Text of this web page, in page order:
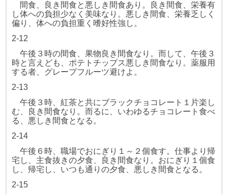
間食、良き間食と悪しき間食あり。良き間食、栄養有
し体への負担少なく 美味なり。悪しき間食、栄養乏しく
偏り、体への負担重く嗜好性強し。
2-12
午後３時の間食、果物良き間食なり。而して、午後３
時と言えども、 ポテトチップス悪しき間食なり。薬服用
する者、グレープフルーツ避けよ。
2-13
午後３時、紅茶と共にブラックチョコレート１片楽し
む、良き間食なり。而るに、いわゆるチョコレート食べ
る、悪しき間食となる。
2-14
午後６時、職場でおにぎり１～２個食す。仕事より帰
宅し、主食抜きの夕食、良き間食なり。おにぎり１個食
し、帰宅し、いつも通りの夕食、悪 しき間食となる。
2-15